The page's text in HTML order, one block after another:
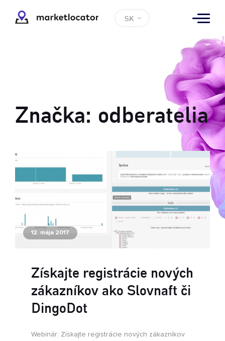
SK
Značka: odberatelia
12. mája 2017
Získajte registrácie nových
zákazníkov ako Slovnaft či
DingoDot
Webinár: Získajte registrácie nových zákazníkov